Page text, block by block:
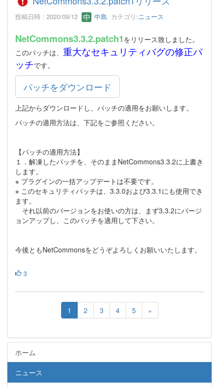
投稿日時 : 2020/09/12 中島 カテゴリ:ニュース
NetCommons3.3.2.patch1 をリリース致しました。
このパッチは、 重大なセキュリティバグの修正パ
ッチです。
パッチをダウンロード
上記からダウンロードし、パッチの適用をお願いします。
パッチの適用方法は、下記をご参照ください。
【パッチの適用方法】
１．解凍したパッチを、そのままNetCommons3.3.2に上書き
します。
※ プラグインの一括アップデートは不要です。
※ このセキュリティパッチは、3.3.0および3.3.1にも使用でき
ます。
それ以前のバージョンをお使いの方は、まず3.3.2にバージ
ョンアップし、このパッチを適用して下さい。
今後ともNetCommonsをどうぞよろしくお願いいたします。
3
1 2 3 4 5 »
ホーム
ニュース